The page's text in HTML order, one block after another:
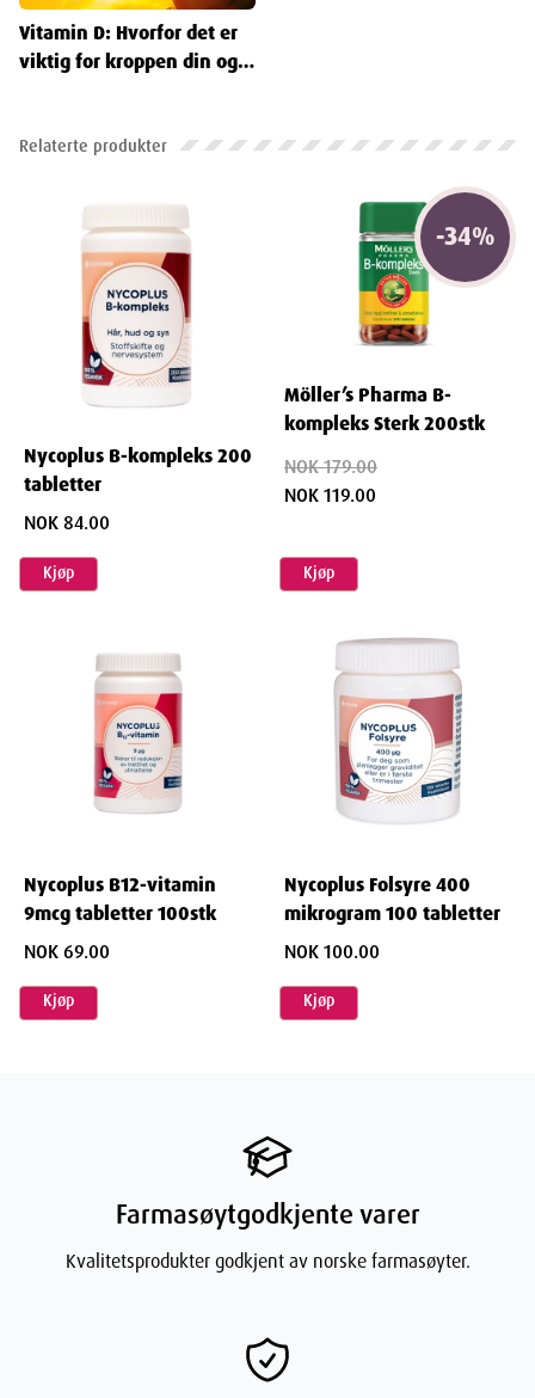
Vitamin D: Hvorfor det er
viktig for kroppen din og
Relaterte produkter
Nycoplus B-kompleks 200
tabletter
NOK 84.00
Kjøp
-34%
Möller’s Pharma B-
kompleks Sterk 200stk
NOK 179.00
NOK 119.00
Kjøp
Nycoplus B12-vitamin
9mcg tabletter 100stk
NOK 69.00
Kjøp
Nycoplus Folsyre 400
mikrogram 100 tabletter
NOK 100.00
Kjøp
Farmasøytgodkjente varer
Kvalitetsprodukter godkjent av norske farmasøyter.